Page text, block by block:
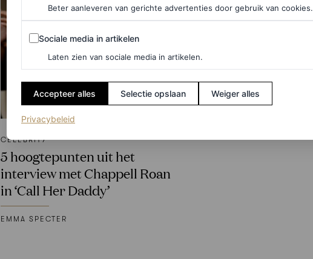
CELEBRITY
5 hoogtepunten uit het
interview met Chappell Roan
in ‘Call Her Daddy’
EMMA SPECTER
Beter aanleveren van gerichte advertenties door gebruik van cookies.
Sociale media in artikelen
Sociale media in artikelen
Laten zien van sociale media in artikelen.
Accepteer alles Selectie opslaan Weiger alles
Privacybeleid